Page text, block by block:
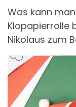
Was kann
Klopapierrolle
Nikolaus zum